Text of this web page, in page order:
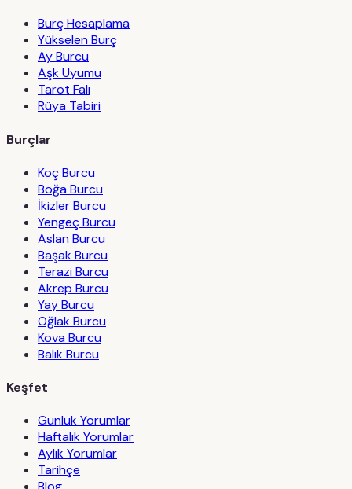
Burç Hesaplama
Yükselen Burç
Ay Burcu
Aşk Uyumu
Tarot Falı
Rüya Tabiri
Burçlar
Koç Burcu
Boğa Burcu
İkizler Burcu
Yengeç Burcu
Aslan Burcu
Başak Burcu
Terazi Burcu
Akrep Burcu
Yay Burcu
Oğlak Burcu
Kova Burcu
Balık Burcu
Keşfet
Günlük Yorumlar
Haftalık Yorumlar
Aylık Yorumlar
Tarihçe